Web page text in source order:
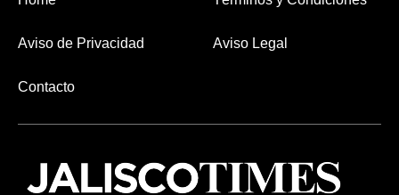
Aviso de Privacidad Aviso Legal
Contacto